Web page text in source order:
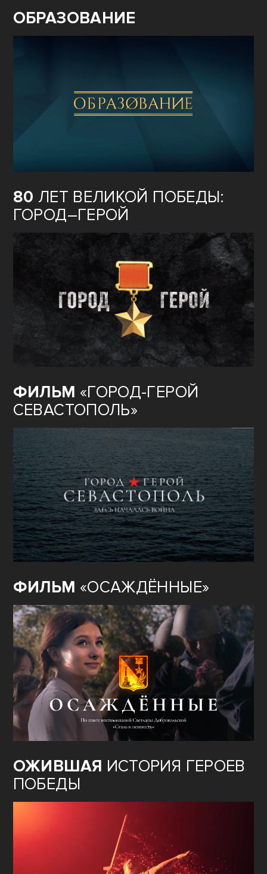
ОБРАЗОВАНИЕ
80 ЛЕТ ВЕЛИКОЙ ПОБЕДЫ:
ГОРОД–ГЕРОЙ
ФИЛЬМ «ГОРОД-ГЕРОЙ
СЕВАСТОПОЛЬ»
ФИЛЬМ «ОСАЖДЁННЫЕ»
ОЖИВШАЯ ИСТОРИЯ ГЕРОЕВ
ПОБЕДЫ